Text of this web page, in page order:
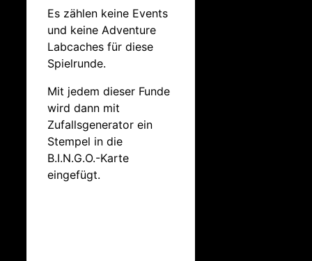
Es zählen keine Events
und keine Adventure
Labcaches für diese
Spielrunde.
Mit jedem dieser Funde
wird dann mit
Zufallsgenerator ein
Stempel in die
B.I.N.G.O.-Karte
eingefügt.